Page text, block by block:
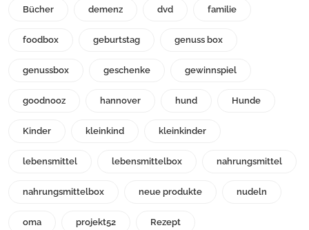
Bücher demenz dvd familie
foodbox geburtstag genuss box
genussbox geschenke gewinnspiel
goodnooz hannover hund Hunde
Kinder kleinkind kleinkinder
lebensmittel lebensmittelbox nahrungsmittel
nahrungsmittelbox neue produkte nudeln
oma projekt52 Rezept